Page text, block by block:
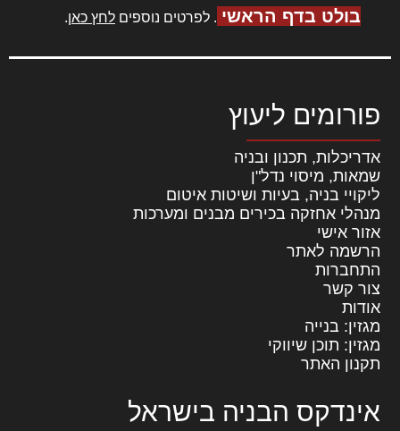
בולט בדף הראשי . לפרטים נוספים לחץ כאן.
פורומים ליעוץ
אדריכלות, תכנון ובניה
שמאות, מיסוי נדל"ן
ליקויי בניה, בעיות ושיטות איטום
מנהלי אחזקה בכירים מבנים ומערכות
אזור אישי
הרשמה לאתר
התחברות
צור קשר
אודות
מגזין: בנייה
מגזין: תוכן שיווקי
תקנון האתר
אינדקס הבניה בישראל